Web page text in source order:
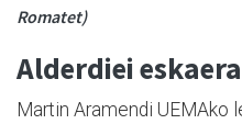
Romatet)
Alderdiei
Martin Aramendi UEMAko